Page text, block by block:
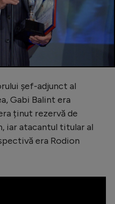
șef-adjunct al
Gabi Balint era
ținut rezervă de
iar atacantul titular al
era Rodion